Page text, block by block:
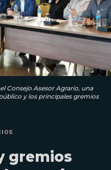
Consejo Asesor Agrario, una
y los principales gremios
gremios